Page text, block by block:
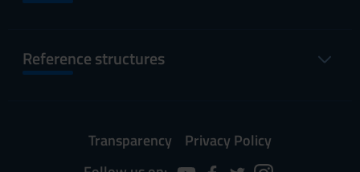
Reference structures
Transparency
Privacy Policy